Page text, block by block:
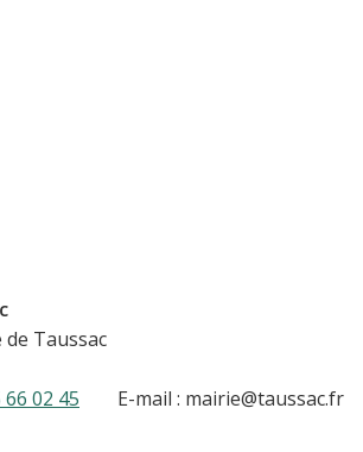
de Taussac
66 02 45 E-mail : mairie@taussac.fr